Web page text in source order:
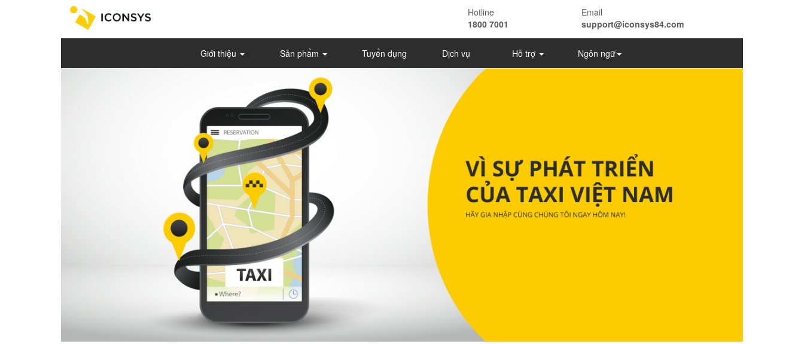
Hotline
1800 7001
Email
support@iconsys84.com
Giới thiệu Sản phẩm Tuyển dụng Dịch vụ Hỗ trợ Ngôn ngữ